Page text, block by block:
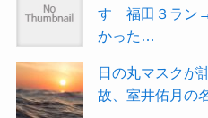
す 福田３ラン→
かった…
日の丸マスクが
故、室井佑月の